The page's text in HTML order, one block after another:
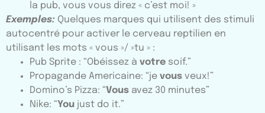
la pub, vous vous direz « c’est moi! »
Exemples: Quelques marques qui utilisent des stimuli
autocentré pour activer le cerveau reptilien en
utilisant les mots « vous »/ »tu » :
Pub Sprite : “Obéissez à votre soif.”
Propagande Americaine: “je vous veux!”
Domino’s Pizza: “Vous avez 30 minutes”
Nike: “You just do it.”